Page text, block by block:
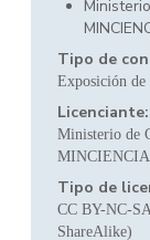
Tipo de
Exposición de
Licenciante:
Ministerio de
Tipo de
CC BY-NC-
ShareAlike)